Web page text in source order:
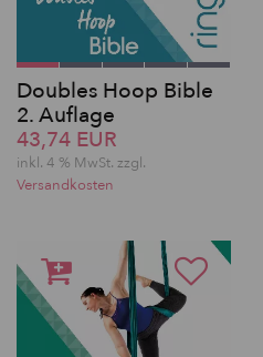
Doubles Hoop Bible
2. Auflage
43,74 EUR
inkl. 4 % MwSt. zzgl.
Versandkosten